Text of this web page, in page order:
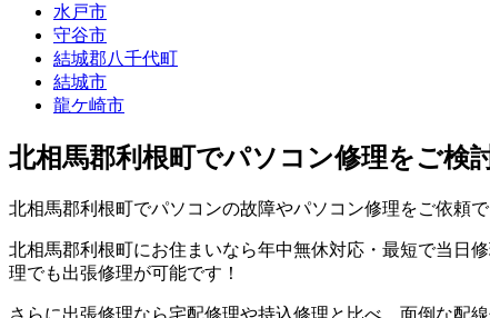
水戸市
守谷市
結城郡八千代町
結城市
龍ケ崎市
北相馬郡利根町でパソコン修理をご検
北相馬郡利根町でパソコンの故障やパソコン修理をご依頼
北相馬郡利根町にお住まいなら年中無休対応・最短で当日
理でも出張修理が可能です！
さらに出張修理なら宅配修理や持込修理と比べ、面倒な配